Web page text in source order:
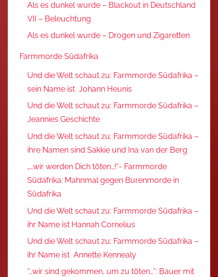
Als es dunkel wurde – Blackout in Deutschland
VII – Beleuchtung
Als es dunkel wurde – Drogen und Zigaretten
Farmmorde Südafrika
Und die Welt schaut zu: Farmmorde Südafrika –
sein Name ist Johann Heunis
Und die Welt schaut zu: Farmmorde Südafrika –
Jeannies Geschichte
Und die Welt schaut zu: Farmmorde Südafrika –
ihre Namen sind Sakkie und Ina van der Berg
„…wir werden Dich töten…!“- Farmmorde
Südafrika: Mahnmal gegen Burenmorde in
Südafrika
Und die Welt schaut zu: Farmmorde Südafrika –
ihr Name ist Hannah Cornelius
Und die Welt schaut zu: Farmmorde Südafrika –
ihr Name ist Annette Kennealy
“…wir sind gekommen, um zu töten…”: Bauer mit